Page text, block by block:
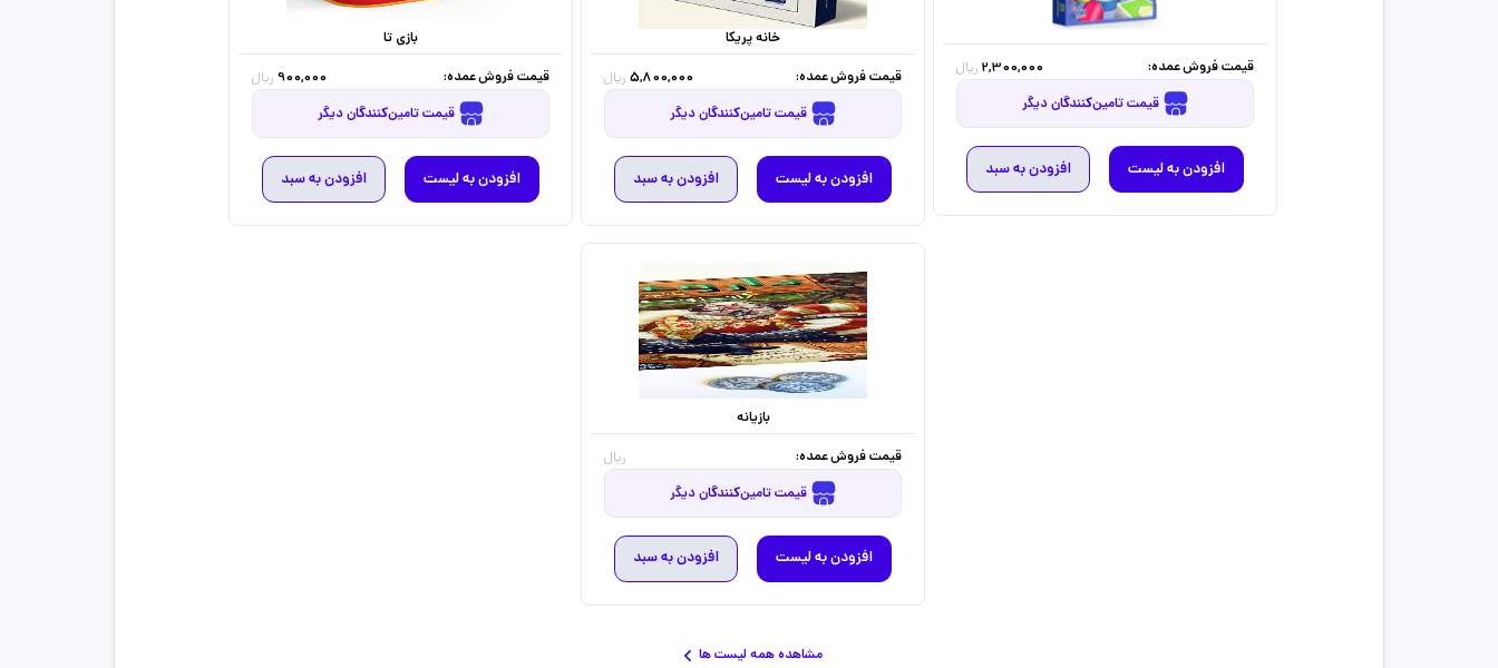
قیمت فروش عمده: 2,300,000 ریال
قیمت تامین‌کنندگان دیگر
افزودن به لیست افزودن به سبد
خانه پریکا
قیمت فروش عمده:
5,800,000 ریال
قیمت تامین‌کنندگان دیگر
افزودن به لیست افزودن به سبد
بازی تا
قیمت فروش عمده:
900,000 ریال
قیمت تامین‌کنندگان دیگر
افزودن به لیست افزودن به سبد
بازیانه
قیمت فروش عمده:
ریال
قیمت تامین‌کنندگان دیگر
افزودن به لیست افزودن به سبد
مشاهده همه لیست ها